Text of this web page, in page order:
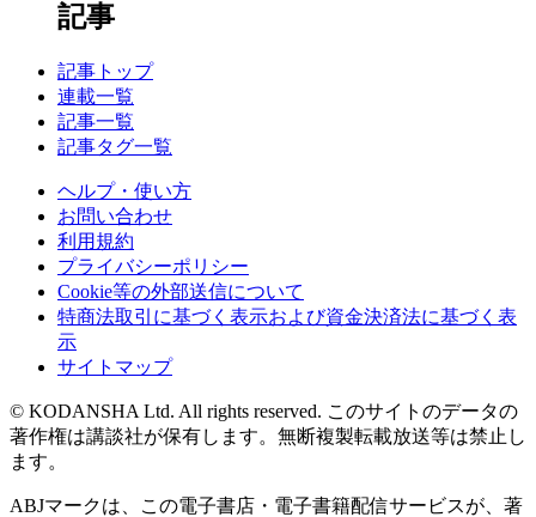
記事
記事トップ
連載一覧
記事一覧
記事タグ一覧
ヘルプ・使い方
お問い合わせ
利用規約
プライバシーポリシー
Cookie等の外部送信について
特商法取引に基づく表示および資金決済法に基づく表
示
サイトマップ
© KODANSHA Ltd. All rights reserved. このサイトのデータの
著作権は講談社が保有します。無断複製転載放送等は禁止し
ます。
ABJマークは、この電子書店・電子書籍配信サービスが、著